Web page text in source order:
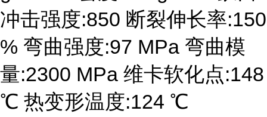
冲击强度:850 断裂伸长率:150
% 弯曲强度:97 MPa 弯曲模
量:2300 MPa 维卡软化点:148
℃ 热变形温度:124 ℃